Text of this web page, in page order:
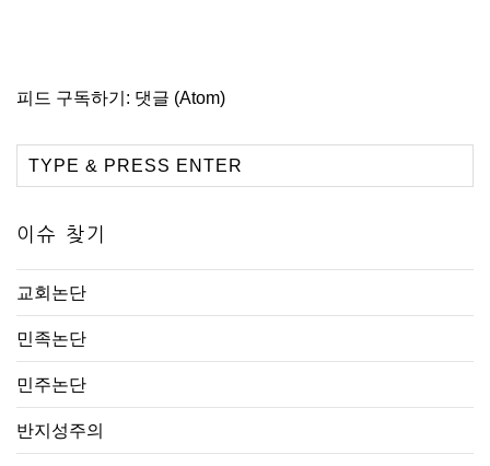
피드 구독하기: 댓글 (Atom)
이슈 찾기
교회논단
민족논단
민주논단
반지성주의